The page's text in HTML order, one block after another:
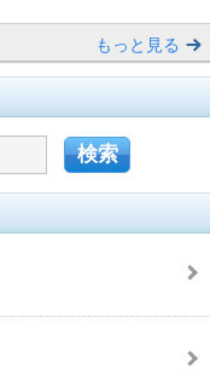
もっと見る